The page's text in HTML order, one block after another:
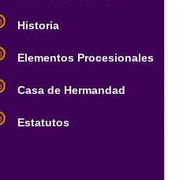
Historia
Elementos Procesionales
Casa de Hermandad
Estatutos